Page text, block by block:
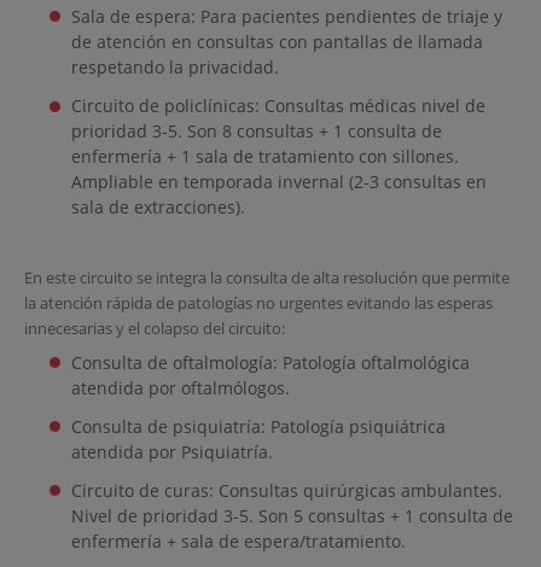
Sala de espera: Para pacientes pendientes de triaje y
de atención en consultas con pantallas de llamada
respetando la privacidad.
Circuito de policlínicas: Consultas médicas nivel de
prioridad 3-5. Son 8 consultas + 1 consulta de
enfermería + 1 sala de tratamiento con sillones.
Ampliable en temporada invernal (2-3 consultas en
sala de extracciones).
En este circuito se integra la consulta de alta resolución que permite
la atención rápida de patologías no urgentes evitando las esperas
innecesarias y el colapso del circuito:
Consulta de oftalmología: Patología oftalmológica
atendida por oftalmólogos.
Consulta de psiquiatría: Patología psiquiátrica
atendida por Psiquiatría.
Circuito de curas: Consultas quirúrgicas ambulantes.
Nivel de prioridad 3-5. Son 5 consultas + 1 consulta de
enfermería + sala de espera/tratamiento.